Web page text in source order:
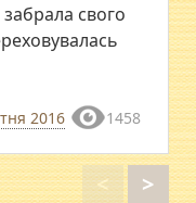
свого
2016 1458
< >